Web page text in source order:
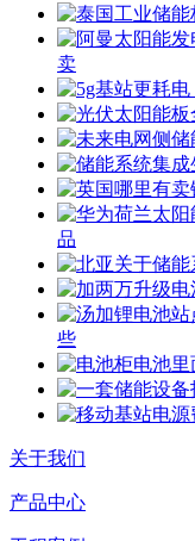
卖
品
些
关于我们
产品中心